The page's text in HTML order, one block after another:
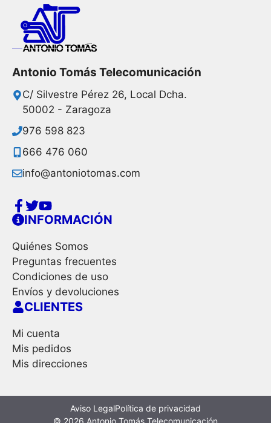
Antonio Tomás Telecomunicación
C/ Silvestre Pérez 26, Local Dcha.
50002 - Zaragoza
976 598 823
666 476 060
info@antoniotomas.com
INFORMACIÓN
Quiénes Somos
Preguntas frecuentes
Condiciones de uso
Envíos y devoluciones
CLIENTES
Mi cuenta
Mis pedidos
Mis direcciones
Aviso LegalPolítica de privacidad